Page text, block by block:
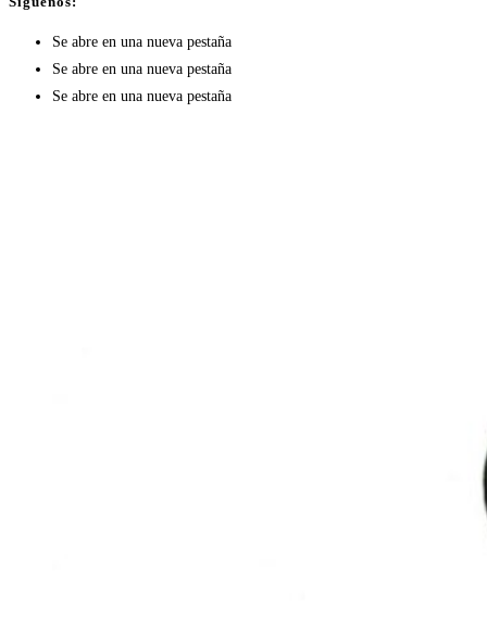
Se abre en una nueva pestaña
Se abre en una nueva pestaña
Se abre en una nueva pestaña